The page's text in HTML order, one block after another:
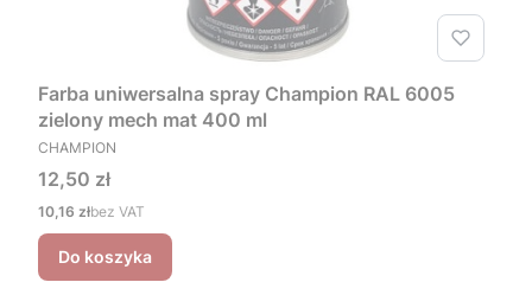
Farba uniwersalna spray Champion RAL 6005
zielony mech mat 400 ml
PRODUCENT
CHAMPION
Cena
12,50 zł
Cena
10,16 złbez VAT
Do koszyka